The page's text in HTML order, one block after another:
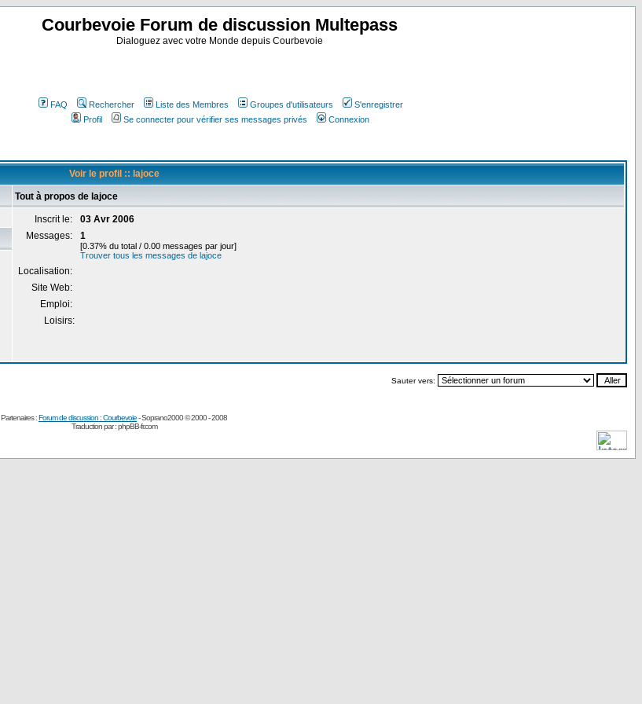
Courbevoie Forum de discussion Multepass
Dialoguez avec votre Monde depuis Courbevoie
FAQ Rechercher Liste des Membres Groupes d'utilisateurs
S'enregistrer
Profil
Se connecter pour vérifier ses messages privés Connexion
Voir le profil :: lajoce
Tout à propos de lajoce
Inscrit le:
03 Avr 2006
Messages:
1
[0.37% du total / 0.00 messages par jour]
Trouver tous les messages de lajoce
Localisation:
Site Web:
Emploi:
Loisirs:
Sauter vers:
Partenaires :Forum de discussion : Courbevoie- Soprano2000 © 2000 - 2008
Traduction par :phpBB-fr.com